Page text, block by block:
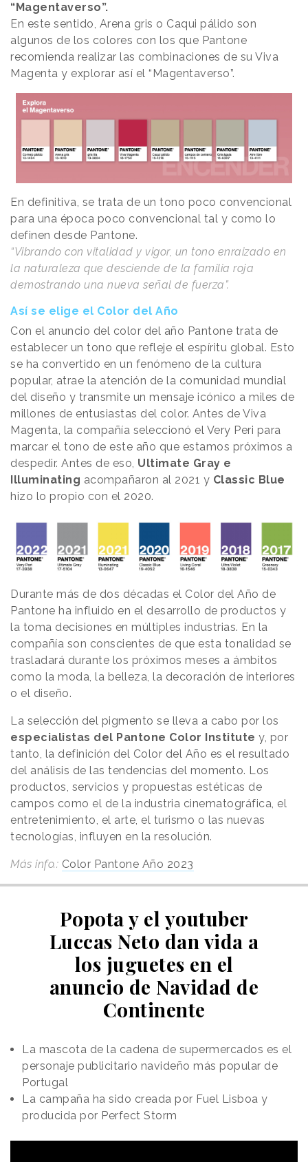
“Magentaverso”.
En este sentido, Arena gris o Caqui pálido son
algunos de los colores con los que Pantone
recomienda realizar las combinaciones de su Viva
Magenta y explorar así el “Magentaverso”.
En definitiva, se trata de un tono poco convencional
para una época poco convencional tal y como lo
definen desde Pantone.
“Vibrando con vitalidad y vigor, un tono enraizado en
la naturaleza que desciende de la familia roja
demostrando una nueva señal de fuerza”.
Así se elige el Color del Año
Con el anuncio del color del año Pantone trata de
establecer un tono que refleje el espíritu global. Esto
se ha convertido en un fenómeno de la cultura
popular, atrae la atención de la comunidad mundial
del diseño y transmite un mensaje icónico a miles de
millones de entusiastas del color. Antes de Viva
Magenta, la compañía seleccionó el Very Peri para
marcar el tono de este año que estamos próximos a
despedir. Antes de eso, Ultimate Gray e
Illuminating acompañaron al 2021 y Classic Blue
hizo lo propio con el 2020.
Durante más de dos décadas el Color del Año de
Pantone ha influido en el desarrollo de productos y
la toma decisiones en múltiples industrias. En la
compañía son conscientes de que esta tonalidad se
trasladará durante los próximos meses a ámbitos
como la moda, la belleza, la decoración de interiores
o el diseño.
La selección del pigmento se lleva a cabo por los
especialistas del Pantone Color Institute y, por
tanto, la definición del Color del Año es el resultado
del análisis de las tendencias del momento. Los
productos, servicios y propuestas estéticas de
campos como el de la industria cinematográfica, el
entretenimiento, el arte, el turismo o las nuevas
tecnologías, influyen en la resolución.
Más info.: Color Pantone Año 2023
Popota y el youtuber
Luccas Neto dan vida a
los juguetes en el
anuncio de Navidad de
Continente
La mascota de la cadena de supermercados es el
personaje publicitario navideño más popular de
Portugal
La campaña ha sido creada por Fuel Lisboa y
producida por Perfect Storm